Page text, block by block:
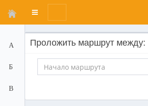
Переключатель
меню
А
Б
В
Проложить маршрут между: